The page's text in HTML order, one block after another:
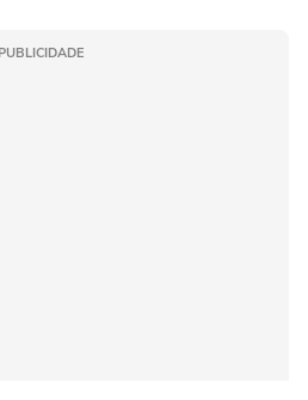
PUBLICIDADE